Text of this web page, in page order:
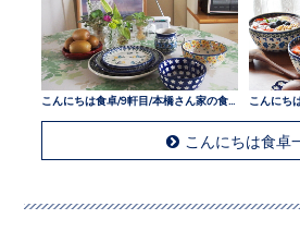
こんにちは食卓/9軒目/本橋さん家の食卓
こんにちは食卓